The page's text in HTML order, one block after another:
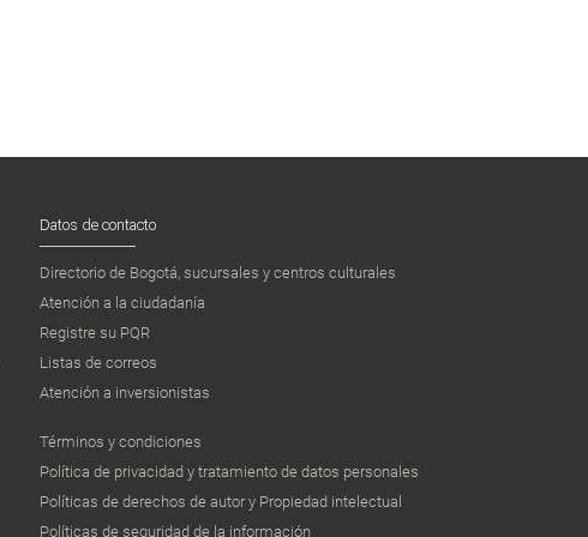
Datos de contacto
Directorio de Bogotá, sucursales y centros culturales
Atención a la ciudadanía
Registre su PQR
Listas de correos
Atención a inversionistas
Términos y condiciones
Política de privacidad y tratamiento de datos personales
Políticas de derechos de autor y Propiedad intelectual
Políticas de seguridad de la información